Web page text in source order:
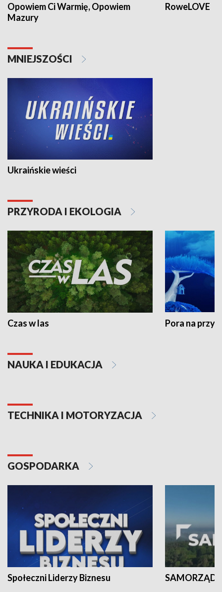
Opowiem Ci Warmię, Opowiem
Mazury
RoweLOVE
MNIEJSZOŚCI
Ukraińskie wieści
PRZYRODA I EKOLOGIA
Czas w las Pora na
NAUKA I EDUKACJA
TECHNIKA I MOTORYZACJA
GOSPODARKA
Społeczni Liderzy Biznesu SAMORZĄD